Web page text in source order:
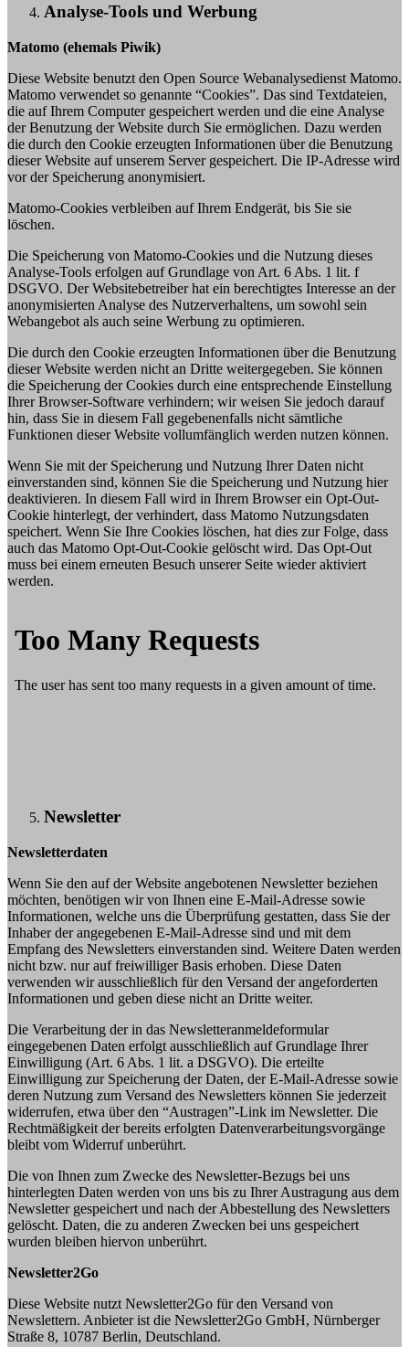
Analyse-Tools und Werbung
Matomo (ehemals Piwik)
Diese Website benutzt den Open Source Webanalysedienst Matomo.
Matomo verwendet so genannte “Cookies”. Das sind Textdateien,
die auf Ihrem Computer gespeichert werden und die eine Analyse
der Benutzung der Website durch Sie ermöglichen. Dazu werden
die durch den Cookie erzeugten Informationen über die Benutzung
dieser Website auf unserem Server gespeichert. Die IP-Adresse wird
vor der Speicherung anonymisiert.
Matomo-Cookies verbleiben auf Ihrem Endgerät, bis Sie sie
löschen.
Die Speicherung von Matomo-Cookies und die Nutzung dieses
Analyse-Tools erfolgen auf Grundlage von Art. 6 Abs. 1 lit. f
DSGVO. Der Websitebetreiber hat ein berechtigtes Interesse an der
anonymisierten Analyse des Nutzerverhaltens, um sowohl sein
Webangebot als auch seine Werbung zu optimieren.
Die durch den Cookie erzeugten Informationen über die Benutzung
dieser Website werden nicht an Dritte weitergegeben. Sie können
die Speicherung der Cookies durch eine entsprechende Einstellung
Ihrer Browser-Software verhindern; wir weisen Sie jedoch darauf
hin, dass Sie in diesem Fall gegebenenfalls nicht sämtliche
Funktionen dieser Website vollumfänglich werden nutzen können.
Wenn Sie mit der Speicherung und Nutzung Ihrer Daten nicht
einverstanden sind, können Sie die Speicherung und Nutzung hier
deaktivieren. In diesem Fall wird in Ihrem Browser ein Opt-Out-
Cookie hinterlegt, der verhindert, dass Matomo Nutzungsdaten
speichert. Wenn Sie Ihre Cookies löschen, hat dies zur Folge, dass
auch das Matomo Opt-Out-Cookie gelöscht wird. Das Opt-Out
muss bei einem erneuten Besuch unserer Seite wieder aktiviert
werden.
Newsletter
Newsletterdaten
Wenn Sie den auf der Website angebotenen Newsletter beziehen
möchten, benötigen wir von Ihnen eine E-Mail-Adresse sowie
Informationen, welche uns die Überprüfung gestatten, dass Sie der
Inhaber der angegebenen E-Mail-Adresse sind und mit dem
Empfang des Newsletters einverstanden sind. Weitere Daten werden
nicht bzw. nur auf freiwilliger Basis erhoben. Diese Daten
verwenden wir ausschließlich für den Versand der angeforderten
Informationen und geben diese nicht an Dritte weiter.
Die Verarbeitung der in das Newsletteranmeldeformular
eingegebenen Daten erfolgt ausschließlich auf Grundlage Ihrer
Einwilligung (Art. 6 Abs. 1 lit. a DSGVO). Die erteilte
Einwilligung zur Speicherung der Daten, der E-Mail-Adresse sowie
deren Nutzung zum Versand des Newsletters können Sie jederzeit
widerrufen, etwa über den “Austragen”-Link im Newsletter. Die
Rechtmäßigkeit der bereits erfolgten Datenverarbeitungsvorgänge
bleibt vom Widerruf unberührt.
Die von Ihnen zum Zwecke des Newsletter-Bezugs bei uns
hinterlegten Daten werden von uns bis zu Ihrer Austragung aus dem
Newsletter gespeichert und nach der Abbestellung des Newsletters
gelöscht. Daten, die zu anderen Zwecken bei uns gespeichert
wurden bleiben hiervon unberührt.
Newsletter2Go
Diese Website nutzt Newsletter2Go für den Versand von
Newslettern. Anbieter ist die Newsletter2Go GmbH, Nürnberger
Straße 8, 10787 Berlin, Deutschland.